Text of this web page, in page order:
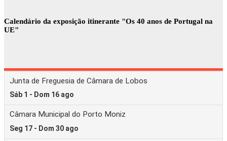
Calendário da exposição itinerante "Os 40 anos de Portugal na
UE"